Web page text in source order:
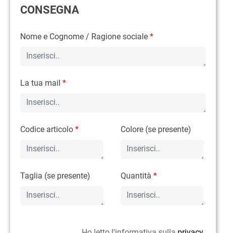
CONSEGNA
Nome e Cognome / Ragione sociale *
La tua mail *
Codice articolo * Colore (se presente)
Taglia (se presente) Quantità*